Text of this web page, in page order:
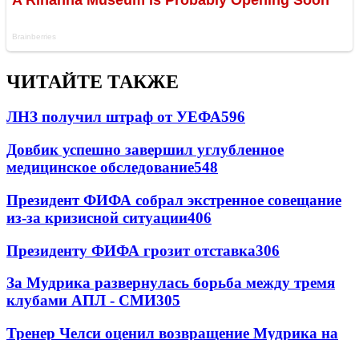
ЧИТАЙТЕ ТАКЖЕ
ЛНЗ получил штраф от УЕФА596
Довбик успешно завершил углубленное
медицинское обследование548
Президент ФИФА собрал экстренное совещание
из-за кризисной ситуации406
Президенту ФИФА грозит отставка306
За Мудрика развернулась борьба между тремя
клубами АПЛ - СМИ305
Тренер Челси оценил возвращение Мудрика на